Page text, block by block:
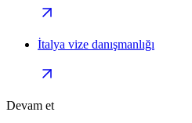
İtalya vize danışmanlığı
Devam et